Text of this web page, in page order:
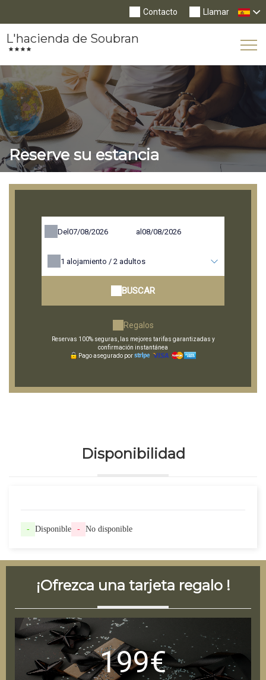
Llamar
Contacto
L'hacienda de Soubran
Reserve su estancia
Del al
1 alojamiento / 2 adultos
BUSCAR
Regalos
Reservas 100% seguras, las mejores tarifas garantizadas y
confirmación instantánea
Pago asegurado por
Disponibilidad
- Disponible - No disponible
¡Ofrezca una tarjeta regalo !
199€